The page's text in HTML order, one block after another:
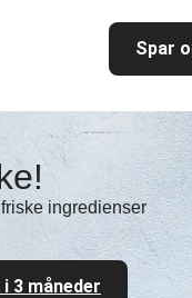
Spar
ingredienser
3 måneder